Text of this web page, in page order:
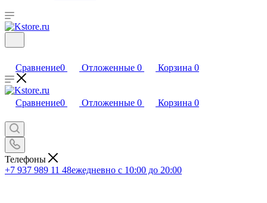
Сравнение0 Отложенные 0 Корзина 0
Сравнение0 Отложенные 0 Корзина 0
Телефоны
+7 937 989 11 48ежедневно с 10:00 до 20:00